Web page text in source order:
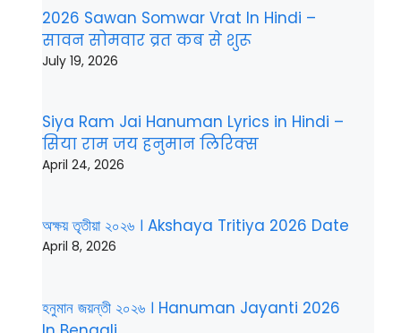
2026 Sawan Somwar Vrat In Hindi –
सावन सोमवार व्रत कब से शुरू
July 19, 2026
Siya Ram Jai Hanuman Lyrics in Hindi –
सिया राम जय हनुमान लिरिक्स
April 24, 2026
অক্ষয় তৃতীয়া ২০২৬ । Akshaya Tritiya 2026 Date
April 8, 2026
হনুমান জয়ন্তী ২০২৬ । Hanuman Jayanti 2026